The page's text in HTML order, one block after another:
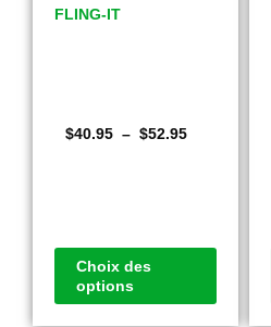
FLING-IT
$40.95 – $52.95
Choix des
options